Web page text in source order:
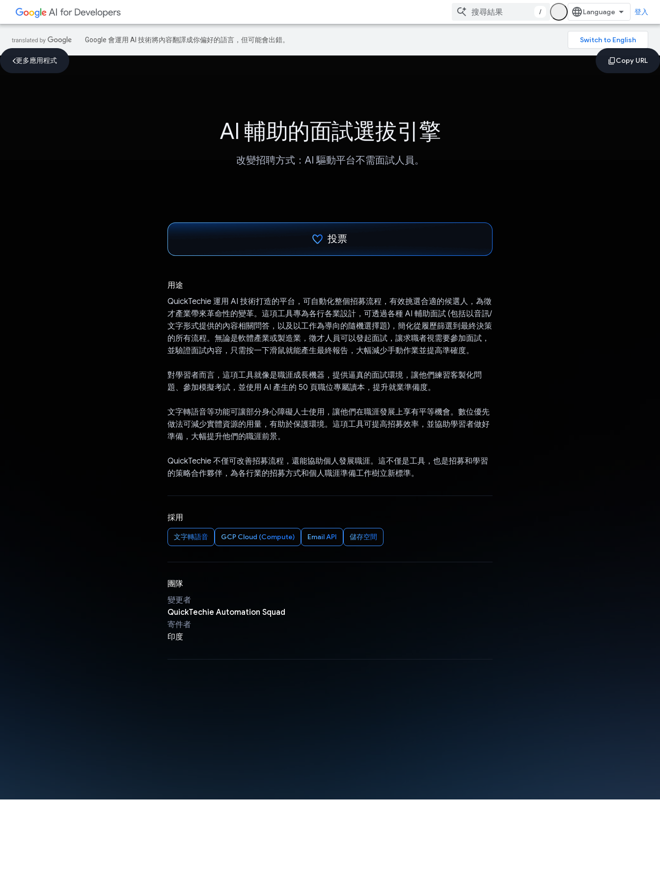
/ 登入
Google 會運用 AI 技術將內容翻譯成你偏好的語言，但可能會出錯。
更多應用程式
AI 輔助的面試選拔引擎
改變招聘方式：AI 驅動平台不需面試人員。
投票
用途
QuickTechie 運用 AI 技術打造的平台，可自動化整個招募流程，有效挑選合適的候選人，為徵
才產業帶來革命性的變革。這項工具專為各行各業設計，可透過各種 AI 輔助面試 (包括以音訊/
文字形式提供的內容相關問答，以及以工作為導向的隨機選擇題)，簡化從履歷篩選到最終決策
的所有流程。無論是軟體產業或製造業，徵才人員可以發起面試，讓求職者視需要參加面試，
並驗證面試內容，只需按一下滑鼠就能產生最終報告，大幅減少手動作業並提高準確度。
對學習者而言，這項工具就像是職涯成長機器，提供逼真的面試環境，讓他們練習客製化問
題、參加模擬考試，並使用 AI 產生的 50 頁職位專屬讀本，提升就業準備度。
文字轉語音等功能可讓部分身心障礙人士使用，讓他們在職涯發展上享有平等機會。數位優先
做法可減少實體資源的用量，有助於保護環境。這項工具可提高招募效率，並協助學習者做好
準備，大幅提升他們的職涯前景。
QuickTechie 不僅可改善招募流程，還能協助個人發展職涯。這不僅是工具，也是招募和學習
的策略合作夥伴，為各行業的招募方式和個人職涯準備工作樹立新標準。
採用
文字轉語音 GCP Cloud (Compute) Email API 儲存空間
團隊
變更者
QuickTechie Automation Squad
寄件者
印度